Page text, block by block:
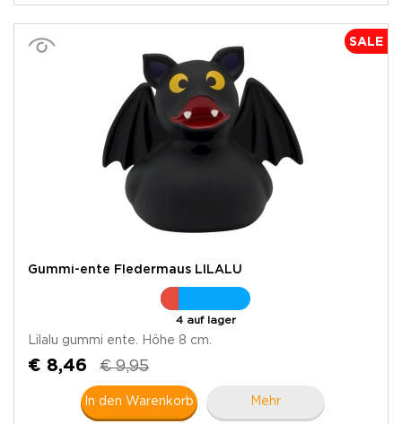
SALE
Gummi-ente Fledermaus LILALU
4 auf lager
Lilalu gummi ente. Höhe 8 cm.
€ 8,46 € 9,95
In den Warenkorb Mehr